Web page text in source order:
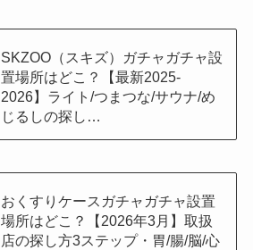
SKZOO（スキズ）ガチャガチャ設
置場所はどこ？【最新2025-
2026】ライト/つまつな/サウナ/め
じるしの探し…
おくすりケースガチャガチャ設置
場所はどこ？【2026年3月】取扱
店の探し方3ステップ・胃/腸/脳/心